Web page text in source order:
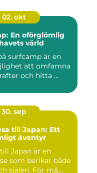
02. okt
En oförglömlig
värld
surfcamp är en
att omfamna
och hitta ...
30. sep
till Japan: Ett
äventyr
Japan är en
som berikar både
själen. För m&...